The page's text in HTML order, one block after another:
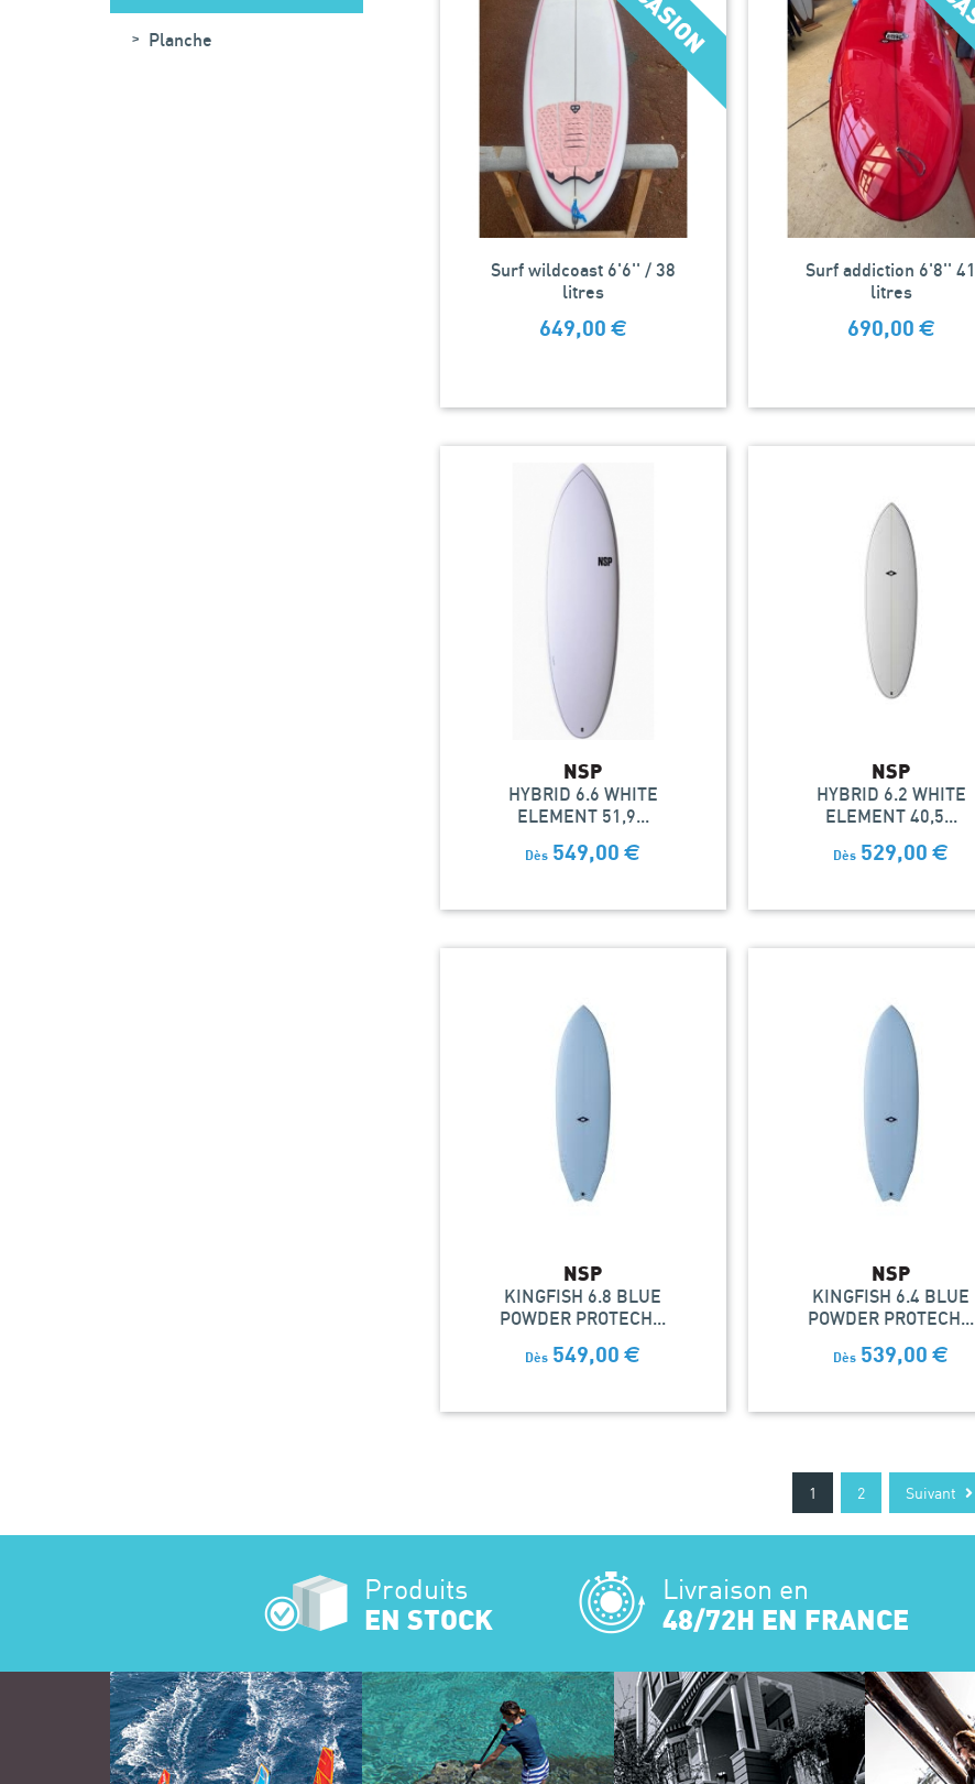
Planche
Surf wildcoast 6'6'' / 38
litres
649,00 €
Surf addiction 6'8'' 41
litres
690,00 €
NSP
HYBRID 6.6 WHITE
ELEMENT 51,9...
Dès 549,00 €
NSP
HYBRID 6.2 WHITE
ELEMENT 40,5...
Dès 529,00 €
NSP
KINGFISH 6.8 BLUE
POWDER PROTECH...
Dès 549,00 €
NSP
KINGFISH 6.4 BLUE
POWDER PROTECH...
Dès 539,00 €
1 2 Suivant
Produits
EN STOCK
Livraison en
48/72H EN FRANCE